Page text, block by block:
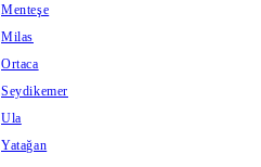
Menteşe
Milas
Ortaca
Seydikemer
Ula
Yatağan